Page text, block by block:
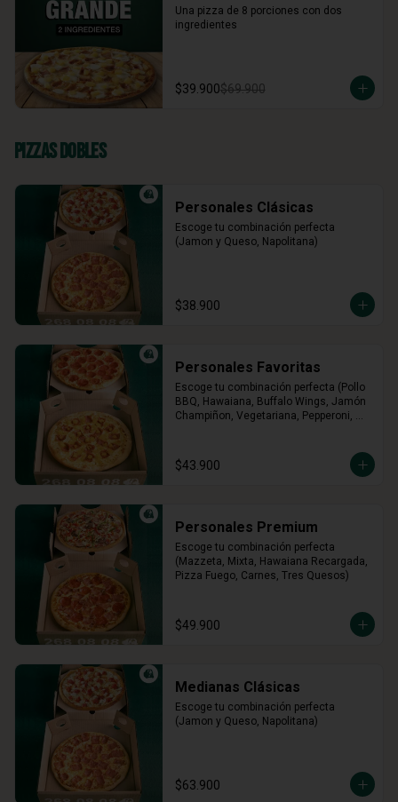
Una pizza de 8 porciones con dos
ingredientes
$39.900$69.900
Pizzas Dobles
Personales Clásicas
Escoge tu combinación perfecta
(Jamon y Queso, Napolitana)
$38.900
Personales Favoritas
Escoge tu combinación perfecta (Pollo
BBQ, Hawaiana, Buffalo Wings, Jamón
Champiñon, Vegetariana, Pepperoni,
$43.900
Personales Premium
Escoge tu combinación perfecta
(Mazzeta, Mixta, Hawaiana Recargada,
Pizza Fuego, Carnes, Tres Quesos)
$49.900
Medianas Clásicas
Escoge tu combinación perfecta
(Jamon y Queso, Napolitana)
$63.900